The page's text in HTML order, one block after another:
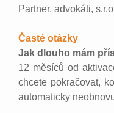
Partner, advokáti,
Časté otázky
Jak dlouho mám
12 měsíců od
chcete pokračovat,
automaticky